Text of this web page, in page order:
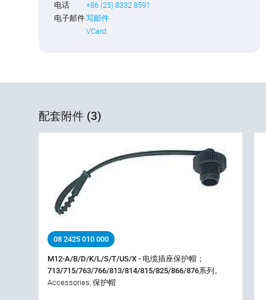
电话
+86 (25) 8332 8591
电子邮件写邮件
VCard
配套附件 (3)
08 2425 010 000
M12-A/B/D/K/L/S/T/US/X - 电缆插座保护帽；
713/715/763/766/813/814/815/825/866/876系列。
Accessories, 保护帽